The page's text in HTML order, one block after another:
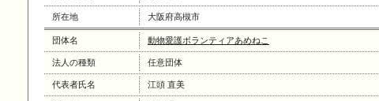
所在地 大阪府高槻市
団体名 動物愛護ボランティアあめねこ
法人の種類 任意団体
代表者氏名 江頭 直美